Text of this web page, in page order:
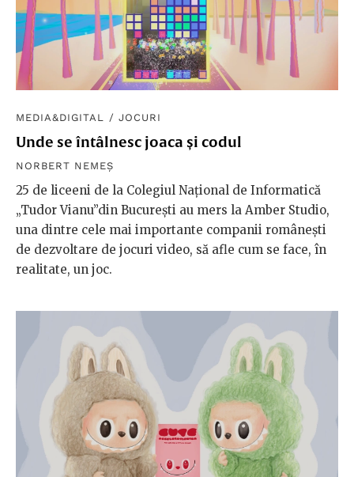
MEDIA&DIGITAL / JOCURI
Unde se întâlnesc joaca și codul
NORBERT NEMEȘ
25 de liceeni de la Colegiul Național de Informatică
„Tudor Vianu”din București au mers la Amber Studio,
una dintre cele mai importante companii românești
de dezvoltare de jocuri video, să afle cum se face, în
realitate, un joc.